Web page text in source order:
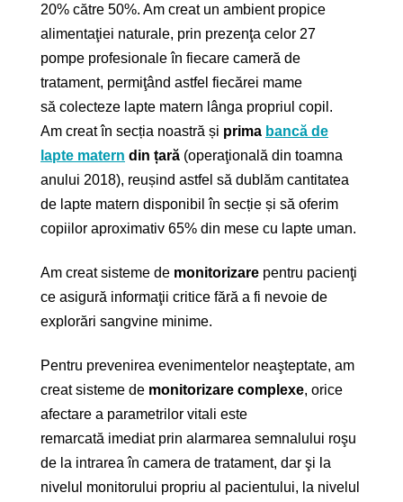
20% către 50%. Am creat un ambient propice
alimentaţiei naturale, prin prezenţa celor 27
pompe profesionale în fiecare cameră de
tratament, permiţând astfel fiecărei mame
să colecteze lapte matern lânga propriul copil.
Am creat în secția noastră și prima bancă de
lapte matern din țară (operaţională din toamna
anului 2018), reușind astfel să dublăm cantitatea
de lapte matern disponibil în secție și să oferim
copiilor aproximativ 65% din mese cu lapte uman.
Am creat sisteme de monitorizare pentru pacienţi
ce asigură informaţii critice fără a fi nevoie de
explorări sangvine minime.
Pentru prevenirea evenimentelor neaşteptate, am
creat sisteme de monitorizare complexe, orice
afectare a parametrilor vitali este
remarcată imediat prin alarmarea semnalului roşu
de la intrarea în camera de tratament, dar şi la
nivelul monitorului propriu al pacientului, la nivelul